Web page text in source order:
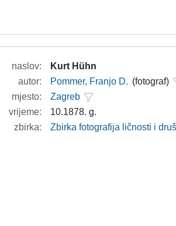
naslov:
Kurt Hühn
autor:
Pommer, Franjo D. (fotograf)
mjesto:
Zagreb
vrijeme:
10.1878. g.
zbirka:
Zbirka fotografija ličnosti i